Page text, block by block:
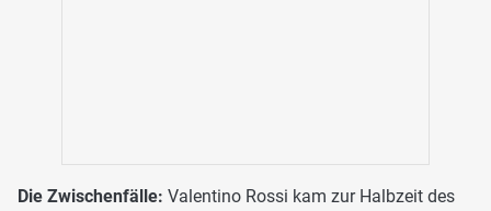
Die Zwischenfälle: Valentino Rossi kam zur Halbzeit des